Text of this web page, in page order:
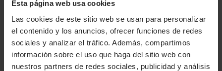
Esta página web usa cookies
Las cookies de este sitio web se usan para personalizar
el contenido y los anuncios, ofrecer funciones de redes
sociales y analizar el tráfico. Además, compartimos
información sobre el uso que haga del sitio web con
nuestros partners de redes sociales, publicidad y análisis